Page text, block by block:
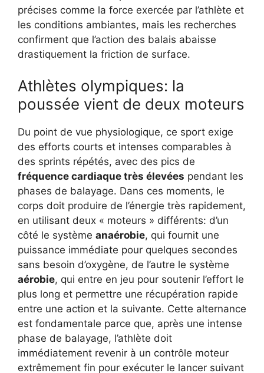
précises comme la force exercée par l’athlète et
les conditions ambiantes, mais les recherches
confirment que l’action des balais abaisse
drastiquement la friction de surface.
Athlètes olympiques: la
poussée vient de deux moteurs
Du point de vue physiologique, ce sport exige
des efforts courts et intenses comparables à
des sprints répétés, avec des pics de
fréquence cardiaque très élevées pendant les
phases de balayage. Dans ces moments, le
corps doit produire de l’énergie très rapidement,
en utilisant deux « moteurs » différents: d’un
côté le système anaérobie, qui fournit une
puissance immédiate pour quelques secondes
sans besoin d’oxygène, de l’autre le système
aérobie, qui entre en jeu pour soutenir l’effort le
plus long et permettre une récupération rapide
entre une action et la suivante. Cette alternance
est fondamentale parce que, après une intense
phase de balayage, l’athlète doit
immédiatement revenir à un contrôle moteur
extrêmement fin pour exécuter le lancer suivant